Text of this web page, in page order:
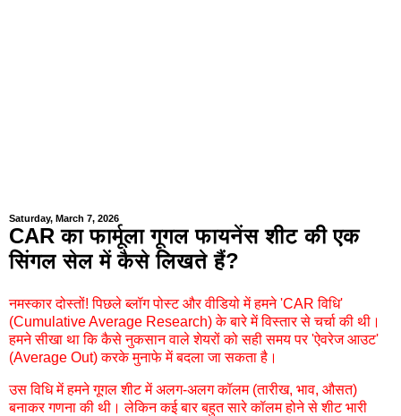
Saturday, March 7, 2026
CAR का फार्मूला गूगल फायनेंस शीट की एक
सिंगल सेल में कैसे लिखते हैं?
नमस्कार दोस्तों! पिछले ब्लॉग पोस्ट और वीडियो में हमने 'CAR विधि'
(Cumulative Average Research) के बारे में विस्तार से चर्चा की थी।
हमने सीखा था कि कैसे नुकसान वाले शेयरों को सही समय पर 'ऐवरेज आउट'
(Average Out) करके मुनाफे में बदला जा सकता है।
उस विधि में हमने गूगल शीट में अलग-अलग कॉलम (तारीख, भाव, औसत)
बनाकर गणना की थी। लेकिन कई बार बहुत सारे कॉलम होने से शीट भारी